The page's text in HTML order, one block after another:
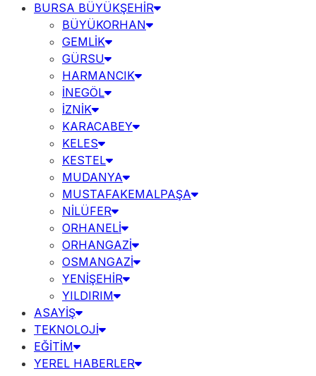
BURSA BÜYÜKŞEHİR
BÜYÜKORHAN
GEMLİK
GÜRSU
HARMANCIK
İNEGÖL
İZNİK
KARACABEY
KELES
KESTEL
MUDANYA
MUSTAFAKEMALPAŞA
NİLÜFER
ORHANELİ
ORHANGAZİ
OSMANGAZİ
YENİŞEHİR
YILDIRIM
ASAYİŞ
TEKNOLOJİ
EĞİTİM
YEREL HABERLER